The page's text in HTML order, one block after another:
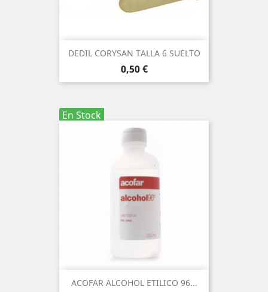
DEDIL CORYSAN TALLA 6 SUELTO
Precio
0,50 €
En Stock
ACOFAR ALCOHOL ETILICO 96...